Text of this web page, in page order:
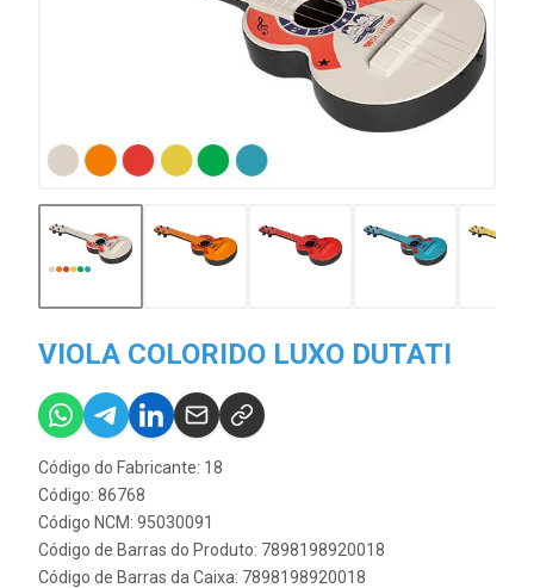
VIOLA COLORIDO LUXO DUTATI
Código do Fabricante: 18
Código: 86768
Código NCM: 95030091
Código de Barras do Produto: 7898198920018
Código de Barras da Caixa: 7898198920018